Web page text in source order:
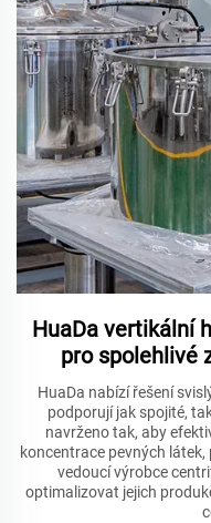
HuaDa vertikální
pro spolehlivé
HuaDa nabízí řešení
podporují jak spojité,
navrženo tak, aby
koncentrace pevných
vedoucí výrobce
optimalizovat jejich